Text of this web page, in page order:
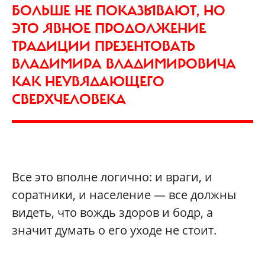
БОЛЬШЕ НЕ ПОКАЗЫВАЮТ, НО
ЭТО ЯВНОЕ ПРОДОЛЖЕНИЕ
ТРАДИЦИИ ПРЕЗЕНТОВАТЬ
ВЛАДИМИРА ВЛАДИМИРОВИЧА
КАК НЕУВЯДАЮЩЕГО
СВЕРХЧЕЛОВЕКА
Все это вполне логично: и враги, и
соратники, и население — все должны
видеть, что вождь здоров и бодр, а
значит думать о его уходе не стоит.